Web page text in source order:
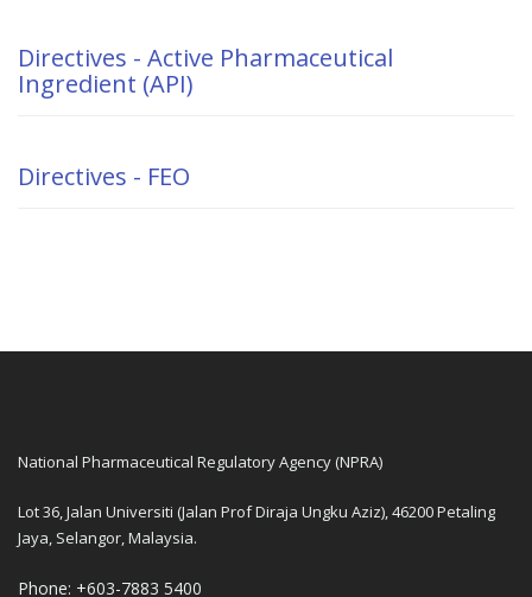
Directives - Active Pharmaceutical
Ingredient (API)
Directives - FEO
National Pharmaceutical Regulatory Agency (NPRA)
Lot 36, Jalan Universiti (Jalan Prof Diraja Ungku Aziz), 46200 Petaling
Jaya, Selangor, Malaysia.
Phone: +603-7883 5400